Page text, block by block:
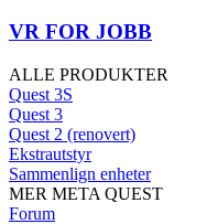
VR FOR JOBB
ALLE PRODUKTER
Quest 3S
Quest 3
Quest 2 (renovert)
Ekstrautstyr
Sammenlign enheter
MER META QUEST
Forum